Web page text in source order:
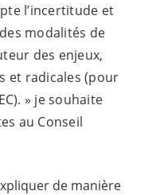
l’incertitude et
modalités de
des enjeux,
et radicales (pour
» je souhaite
au Conseil
de manière